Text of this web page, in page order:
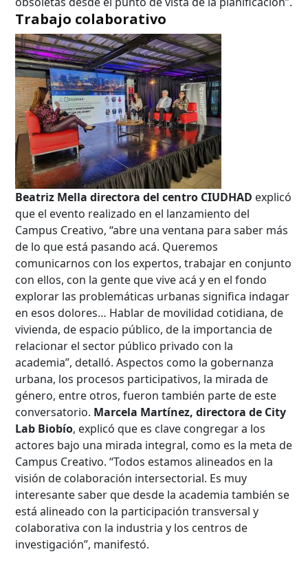
Trabajo colaborativo
Beatriz Mella directora del centro CIUDHAD explicó
que el evento realizado en el lanzamiento del
Campus Creativo, “abre una ventana para saber más
de lo que está pasando acá. Queremos
comunicarnos con los expertos, trabajar en conjunto
con ellos, con la gente que vive acá y en el fondo
explorar las problemáticas urbanas significa indagar
en esos dolores… Hablar de movilidad cotidiana, de
vivienda, de espacio público, de la importancia de
relacionar el sector público privado con la
academia”, detalló. Aspectos como la gobernanza
urbana, los procesos participativos, la mirada de
género, entre otros, fueron también parte de este
conversatorio. Marcela Martínez, directora de City
Lab Biobío, explicó que es clave congregar a los
actores bajo una mirada integral, como es la meta de
Campus Creativo. “Todos estamos alineados en la
visión de colaboración intersectorial. Es muy
interesante saber que desde la academia también se
está alineado con la participación transversal y
colaborativa con la industria y los centros de
investigación”, manifestó.
Búsqueda Avanzada
Carrera
Palabra clave
Desde...
Hasta...